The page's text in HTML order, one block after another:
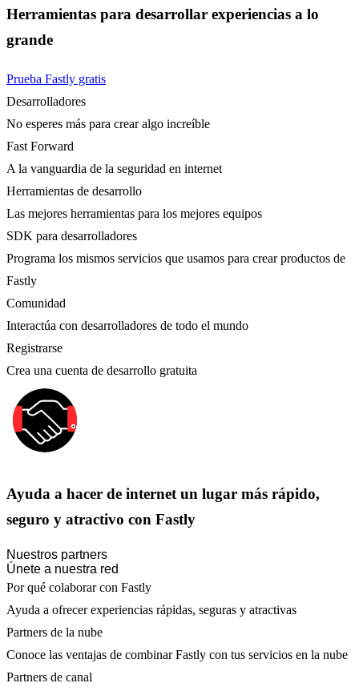
Herramientas para desarrollar experiencias a lo
grande
Prueba Fastly gratis
Desarrolladores
No esperes más para crear algo increíble
Fast Forward
A la vanguardia de la seguridad en internet
Herramientas de desarrollo
Las mejores herramientas para los mejores equipos
SDK para desarrolladores
Programa los mismos servicios que usamos para crear productos de
Fastly
Comunidad
Interactúa con desarrolladores de todo el mundo
Registrarse
Crea una cuenta de desarrollo gratuita
Ayuda a hacer de internet un lugar más rápido,
seguro y atractivo con Fastly
Nuestros partners
Únete a nuestra red
Por qué colaborar con Fastly
Ayuda a ofrecer experiencias rápidas, seguras y atractivas
Partners de la nube
Conoce las ventajas de combinar Fastly con tus servicios en la nube
Partners de canal